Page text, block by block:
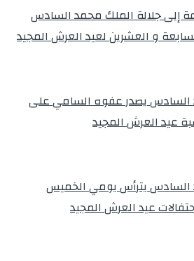
إلى جلالة الملك محمد السادس
و العشرين لعيد العرش المجيد
السادس يصدر عفوه السامي على
السادس يترأس يومي الخميس
عيد العرش المجيد